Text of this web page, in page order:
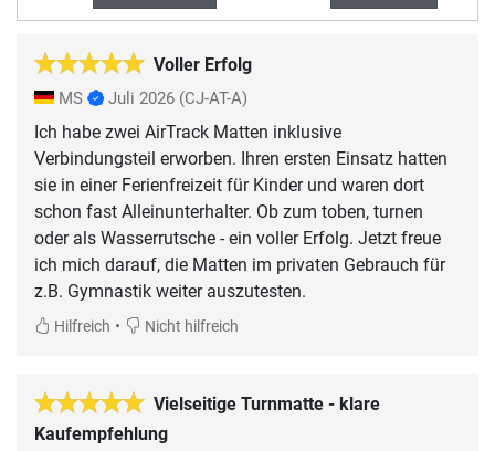
Voller Erfolg
MS Juli 2026 (CJ-AT-A)
Ich habe zwei AirTrack Matten inklusive
Verbindungsteil erworben. Ihren ersten Einsatz hatten
sie in einer Ferienfreizeit für Kinder und waren dort
schon fast Alleinunterhalter. Ob zum toben, turnen
oder als Wasserrutsche - ein voller Erfolg. Jetzt freue
ich mich darauf, die Matten im privaten Gebrauch für
z.B. Gymnastik weiter auszutesten.
Hilfreich • Nicht hilfreich
Vielseitige Turnmatte - klare
Kaufempfehlung